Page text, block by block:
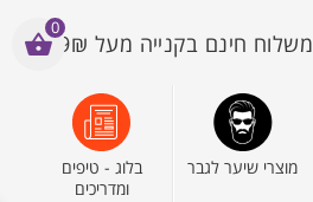
משלוח חינם בקנייה מעל 199₪
מוצרי שיער לגבר
בלוג - טיפים
ומדריכים
0